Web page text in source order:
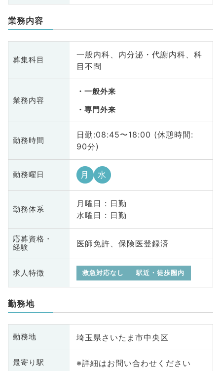
業務内容
募集科目
一般内科、内分泌・代謝内科、科
目不問
業務内容
一般外来
専門外来
勤務時間
日勤:08:45〜18:00 (休憩時間:
90分)
勤務曜日 月 水
勤務体系
月曜日 : 日勤
水曜日 : 日勤
応募資格・
経験
医師免許、保険医登録済
求人特徴 救急対応なし 駅近・徒歩圏内
勤務地
勤務地 埼玉県さいたま市中央区
最寄り駅 ※詳細はお問い合わせください